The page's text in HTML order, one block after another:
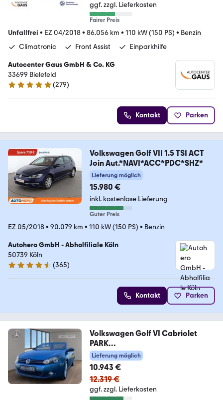
ggf. zzgl. Lieferkosten
Fairer Preis
Unfallfrei • EZ 04/2018• 86.056 km • 110 kW (150 PS) • Benzin
Climatronic
Front Assist Einparkhilfe
Autocenter Gaus GmbH & Co. KG
33699 Bielefeld
4.9 Sterne
(279)
Kontakt Parken
Volkswagen Golf VII 1.5 TSI ACT
Join Aut.*NAVI*ACC*PDC*SHZ*
Lieferung möglich
15.980 €
inkl. kostenlose Lieferung
Guter Preis
EZ 05/2018• 90.079 km • 110 kW (150 PS) • Benzin
Autohero GmbH - Abholfiliale Köln
50739 Köln
4.6 Sterne
(365)
Kontakt Parken
Volkswagen Golf VI Cabriolet
PARK
ASSIST+NAVI+WINDSCHOTT+BC
Lieferung möglich
10.943 €
12.319 €
ggf. zzgl. Lieferkosten